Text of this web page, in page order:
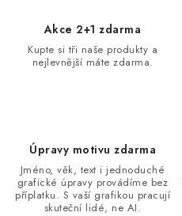
Akce 2+1 zdarma
Kupte si tři naše produkty a
nejlevnější máte zdarma.
Úpravy motivu zdarma
Jméno, věk, text i jednoduché
grafické úpravy provádíme bez
příplatku. S vaší grafikou pracují
skuteční lidé, ne AI.